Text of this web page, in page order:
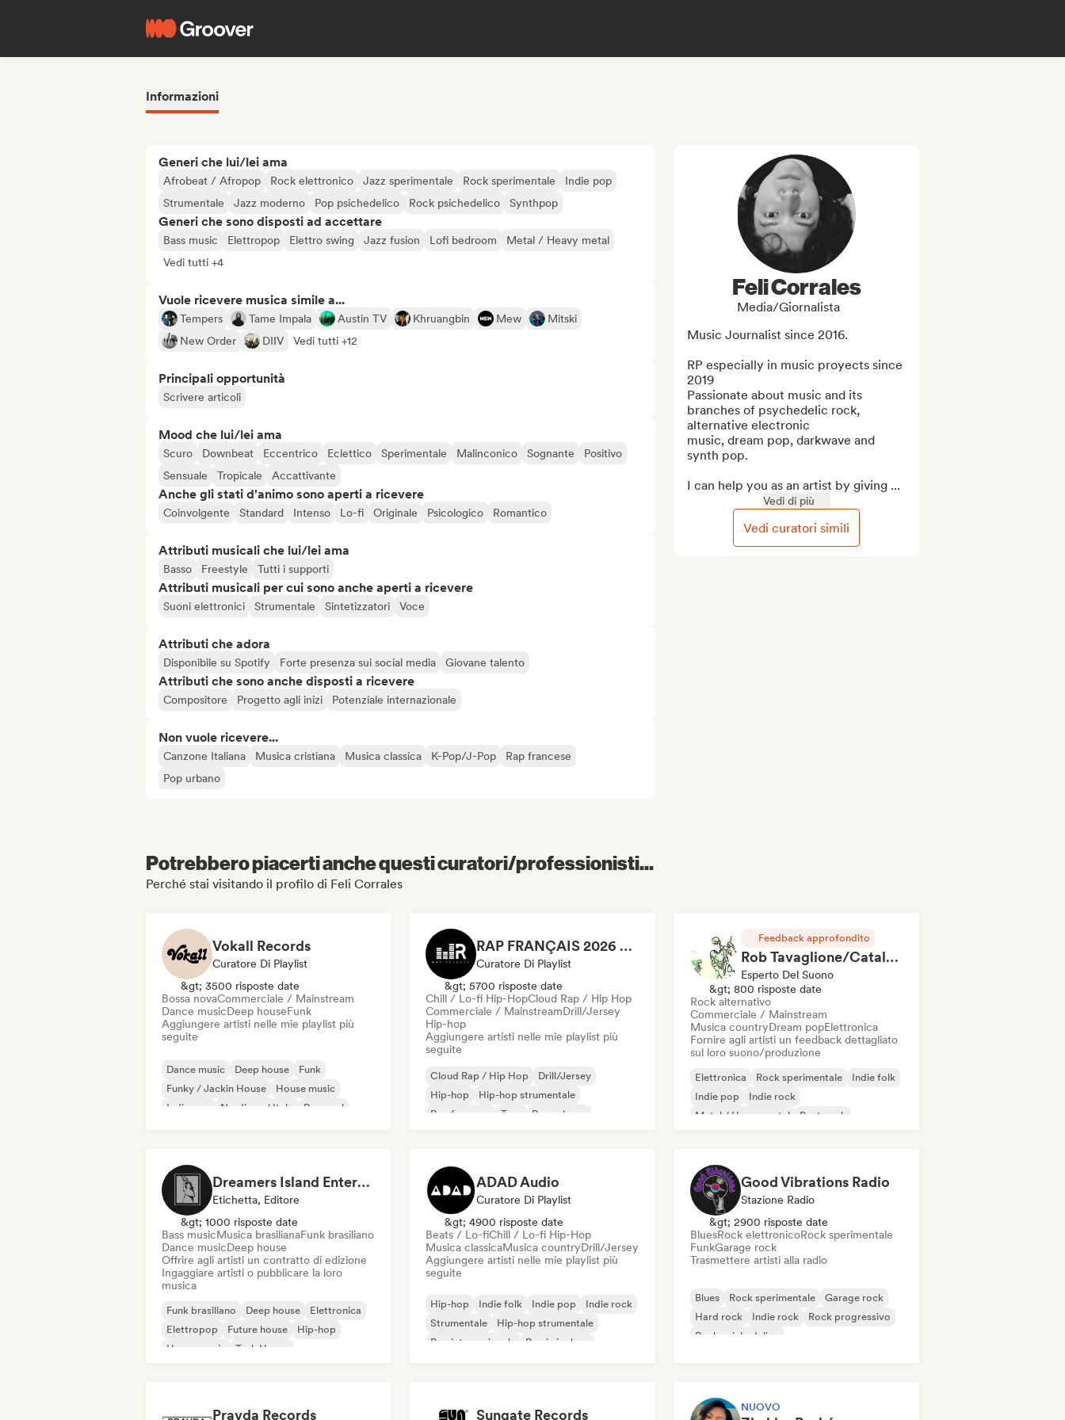
Informazioni
Generi che lui/lei ama
Afrobeat / Afropop Rock elettronico Jazz sperimentale Rock sperimentale
Indie pop
Strumentale
Jazz moderno Pop psichedelico Rock psichedelico Synthpop
Generi che sono disposti ad accettare
Bass music Elettropop Elettro swing Jazz fusion Lofi bedroom
Metal / Heavy metal
Vedi tutti +4
Vuole ricevere musica simile a...
Tempers Tame Impala Austin TV Khruangbin Mew
Mitski
New Order
DIIV Vedi tutti +12
Principali opportunità
Scrivere articoli
Mood che lui/lei ama
Scuro Downbeat Eccentrico Eclettico Sperimentale Malinconico Sognante
Positivo
Sensuale
Tropicale Accattivante
Anche gli stati d'animo sono aperti a ricevere
Coinvolgente Standard Intenso Lo-fi Originale Psicologico Romantico
Attributi musicali che lui/lei ama
Basso Freestyle Tutti i supporti
Attributi musicali per cui sono anche aperti a ricevere
Suoni elettronici Strumentale Sintetizzatori Voce
Attributi che adora
Disponibile su Spotify Forte presenza sui social media Giovane talento
Attributi che sono anche disposti a ricevere
Compositore Progetto agli inizi Potenziale internazionale
Non vuole ricevere...
Canzone Italiana Musica cristiana Musica classica K-Pop/J-Pop
Rap francese
Pop urbano
Feli Corrales
Media/Giornalista
Music Journalist since 2016.
RP especially in music proyects since
2019
Passionate about music and its
branches of psychedelic rock,
alternative electronic
music, dream pop, darkwave and
synth pop.
I can help you as an artist by giving ...
Vedi di più
Vedi curatori simili
Potrebbero piacerti anche questi curatori/professionisti...
Perché stai visitando il profilo di Feli Corrales
Vokall Records
Curatore Di Playlist
&gt; 3500 risposte date
Bossa novaCommerciale / Mainstream
Dance musicDeep houseFunk
Aggiungere artisti nelle mie playlist più
seguite
Dance music Deep house
Funk
Funky / Jackin House
House music
Indie pop
Nu-disco / Italo Pop soul
RAP FRANÇAIS 2026 🔥🇫🇷 (Way Records)
Curatore Di Playlist
&gt; 5700 risposte date
Chill / Lo-fi Hip-HopCloud Rap / Hip Hop
Commerciale / MainstreamDrill/Jersey
Hip-hop
Aggiungere artisti nelle mie playlist più
seguite
Cloud Rap / Hip Hop
Drill/Jersey
Hip-hop
Hip-hop strumentale
Rap francese
Trap
Pop urbano
Feedback approfondito
Rob Tavaglione/Catalyst Recording
Esperto Del Suono
&gt; 800 risposte date
Rock alternativo
Commerciale / Mainstream
Musica countryDream popElettronica
Fornire agli artisti un feedback dettagliato
sul loro suono/produzione
Elettronica Rock sperimentale
Indie folk
Indie pop
Indie rock
Metal / Heavy metal
Post punk
Dreamers Island Entertainment
Etichetta, Editore
&gt; 1000 risposte date
Bass musicMusica brasilianaFunk brasiliano
Dance musicDeep house
Offrire agli artisti un contratto di edizione
Ingaggiare artisti o pubblicare la loro
musica
Funk brasiliano Deep house
Elettronica
Elettropop
Future house
Hip-hop
House music
Tech House
ADAD Audio
Curatore Di Playlist
&gt; 4900 risposte date
Beats / Lo-fiChill / Lo-fi Hip-Hop
Musica classicaMusica countryDrill/Jersey
Aggiungere artisti nelle mie playlist più
seguite
Hip-hop Indie folk Indie pop
Indie rock
Strumentale
Hip-hop strumentale
Rap internazionale
Rap in inglese
Good Vibrations Radio
Stazione Radio
&gt; 2900 risposte date
BluesRock elettronicoRock sperimentale
FunkGarage rock
Trasmettere artisti alla radio
Blues Rock sperimentale
Garage rock
Hard rock
Indie rock
Rock progressivo
Rock psichedelico
Pravda Records Sungate Records NUOVO